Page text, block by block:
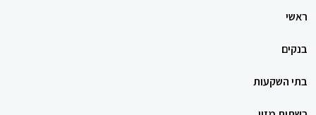
ראשי
בנקים
בתי השקעות